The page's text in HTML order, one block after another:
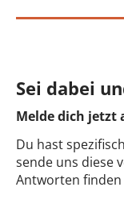
Sei dabei
Melde dich jetzt
Du hast
sende uns diese
Antworten finden